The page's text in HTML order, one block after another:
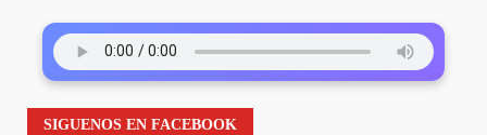
SIGUENOS EN FACEBOOK